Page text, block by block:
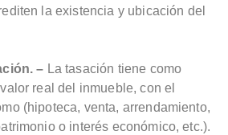
la existencia y ubicación del
– La tasación tiene como
real del inmueble, con el
(hipoteca, venta, arrendamiento,
o interés económico, etc.).